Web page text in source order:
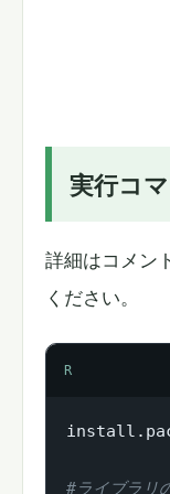
実行コ
詳細はコメン
ください。
R
#ライブラリ